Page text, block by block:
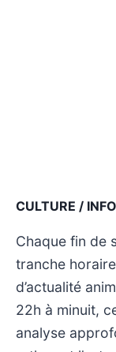
CULTURE /
Chaque fin de
tranche
d’actualité
22h à minuit,
analyse